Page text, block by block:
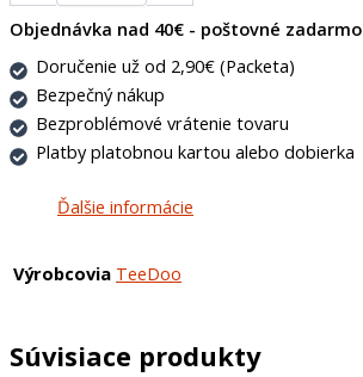
Objednávka nad 40€ - poštovné zadarmo
Doručenie už od 2,90€ (Packeta)
Bezpečný nákup
Bezproblémové vrátenie tovaru
Platby platobnou kartou alebo dobierka
Ďalšie informácie
Výrobcovia TeeDoo
Súvisiace produkty